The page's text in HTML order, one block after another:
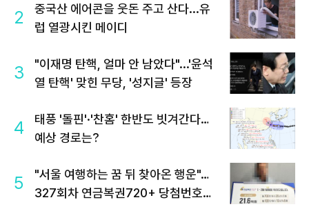
2
중국산 에어콘을 웃돈 주고 산다...유
럽 열광시킨 메이디
3
"이재명 탄핵, 얼마 안 남았다"...'윤석
열 탄핵' 맞힌 무당, '성지글' 등장
4
태풍 '돌핀'·'찬홈' 한반도 빗겨간다…
예상 경로는?
5
"서울 여행하는 꿈 뒤 찾아온 행운"…
327회차 연금복권720+ 당첨번호조